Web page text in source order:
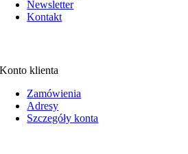
Newsletter
Kontakt
Konto klienta
Zamówienia
Adresy
Szczegóły konta